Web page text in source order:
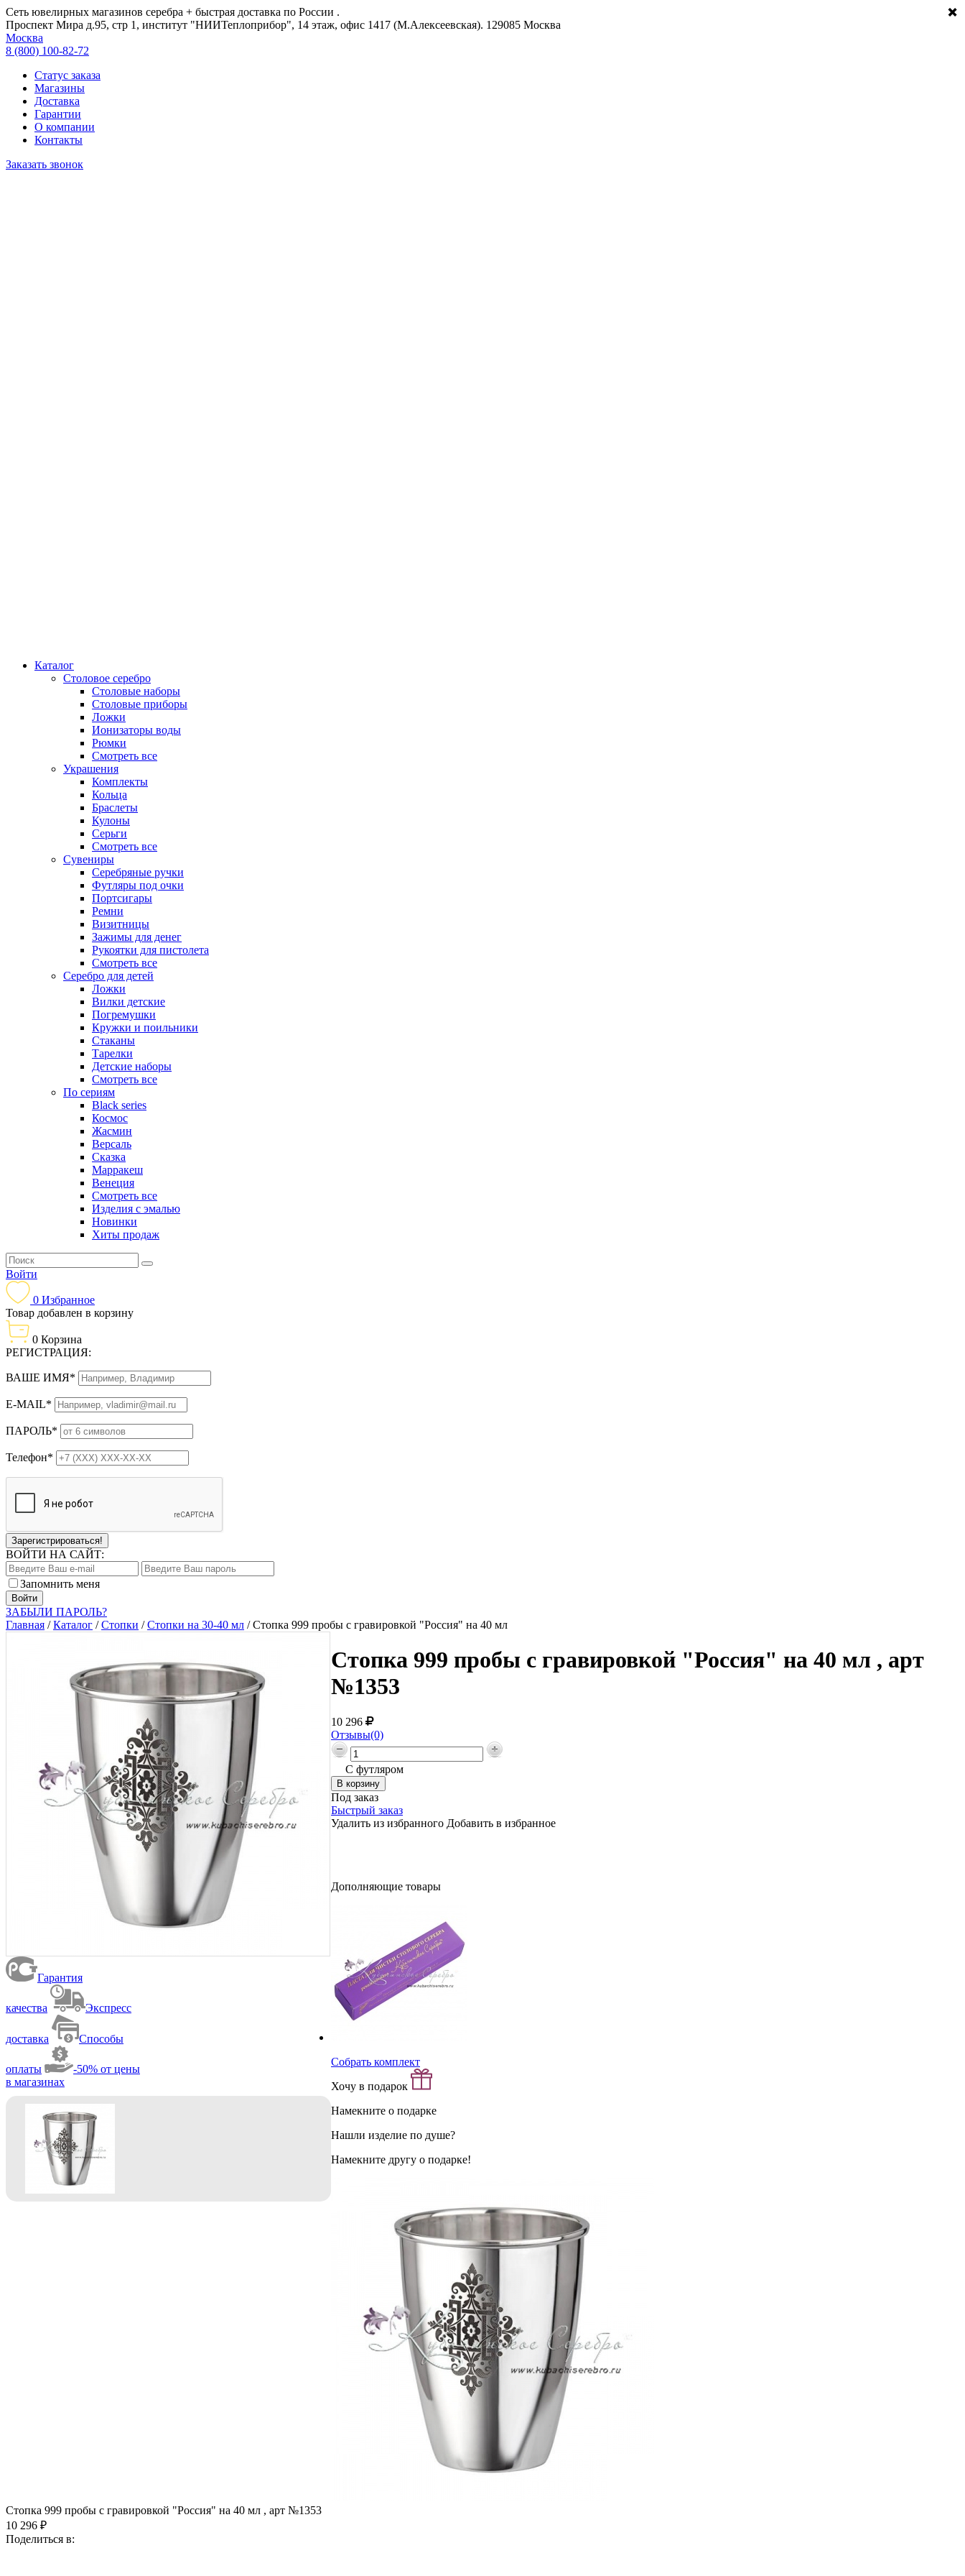
Сеть ювелирных магазинов серебра + быстрая доставка по России .
Проспект Мира д.95, стр 1, институт "НИИТеплоприбор", 14 этаж, офис 1417 (М.Алексеевская). 129085 Москва
Москва
8 (800) 100-82-72
Статус заказа
Магазины
Доставка
Гарантии
О компании
Контакты
Заказать звонок
Каталог
Столовое серебро
Столовые наборы
Столовые приборы
Ложки
Ионизаторы воды
Рюмки
Смотреть все
Украшения
Комплекты
Кольца
Браслеты
Кулоны
Серьги
Смотреть все
Сувениры
Серебряные ручки
Футляры под очки
Портсигары
Ремни
Визитницы
Зажимы для денег
Рукоятки для пистолета
Смотреть все
Серебро для детей
Ложки
Вилки детские
Погремушки
Кружки и поильники
Стаканы
Тарелки
Детские наборы
Смотреть все
По сериям
Black series
Космос
Жасмин
Версаль
Сказка
Марракеш
Венеция
Смотреть все
Изделия с эмалью
Новинки
Хиты продаж
Войти
0 Избранное
Товар добавлен в корзину
0 Корзина
РЕГИСТРАЦИЯ:
ВАШЕ ИМЯ*
E-MAIL*
ПАРОЛЬ*
Телефон*
Зарегистрироваться!
ВОЙТИ НА САЙТ:
Запомнить меня
ЗАБЫЛИ ПАРОЛЬ?
Главная /Каталог /Стопки /Стопки на 30-40 мл /Стопка 999 пробы с гравировкой "Россия" на 40 мл
Гарантия
качества Экспресс
доставка Способы
оплаты
-50% от цены
в магазинах
Стопка 999 пробы с гравировкой "Россия" на 40 мл , арт
№1353
10 296
Отзывы(0)
С футляром
Под заказ
Быстрый заказ
Удалить из избранного Добавить в избранное
Дополняющие товары
Собрать комплект
Хочу в подарок
Намекните о подарке
Нашли изделие по душе?
Намекните другу о подарке!
Стопка 999 пробы с гравировкой "Россия" на 40 мл , арт №1353
10 296 ₽
Поделиться в: